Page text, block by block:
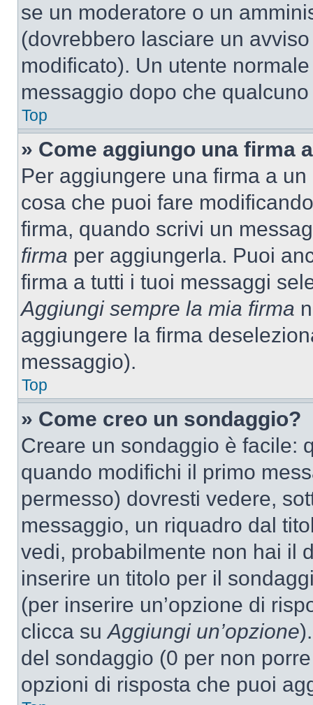
se un moderatore o un
(dovrebbero lasciare un
modificato). Un utente
messaggio dopo che
Top
» Come aggiungo una firma
Per aggiungere una firma a
cosa che puoi fare
firma, quando scrivi un
firma per aggiungerla. Puoi
firma a tutti i tuoi messaggi
Aggiungi sempre la mia firma
aggiungere la firma
messaggio).
Top
» Come creo un sondaggio?
Creare un sondaggio è facile:
quando modifichi il primo
permesso) dovresti vedere,
messaggio, un riquadro dal
vedi, probabilmente non hai il
inserire un titolo per il
(per inserire un’opzione di
clicca suAggiungi un’opzione
del sondaggio (0 per non
opzioni di risposta che puoi